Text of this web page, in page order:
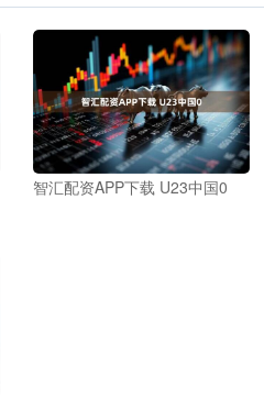
智汇配资APP下载 U23中国0